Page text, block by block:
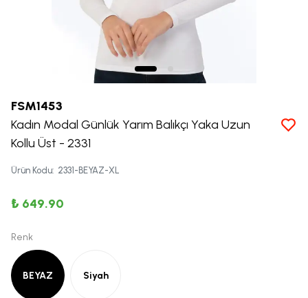
FSM1453
Kadın Modal Günlük Yarım Balıkçı Yaka Uzun
Kollu Üst - 2331
Ürün Kodu: 2331-BEYAZ-XL
₺ 649.90
Renk
BEYAZ Siyah